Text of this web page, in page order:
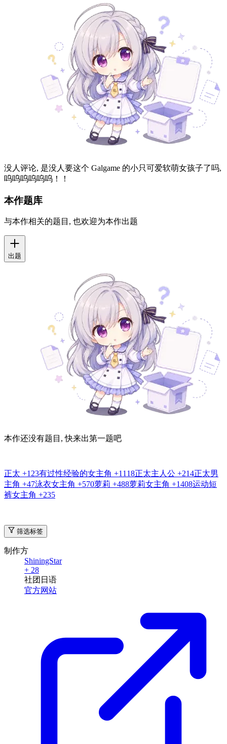
没人评论, 是没人要这个 Galgame 的小只可爱软萌女孩子了吗,
呜呜呜呜呜呜！！
本作题库
与本作相关的题目, 也欢迎为本作出题
出题
本作还没有题目, 快来出第一题吧
正太 +123有过性经验的女主角 +1118正太主人公 +214正太男
主角 +47泳衣女主角 +570萝莉 +488萝莉女主角 +1408运动短
裤女主角 +235
筛选标签
制作方
ShiningStar
+ 28
社团 日语
官方网站